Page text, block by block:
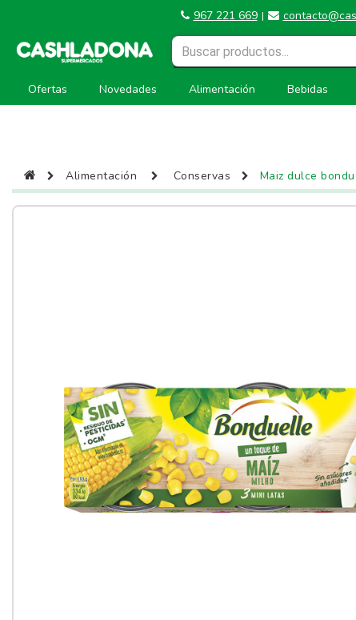
967 221 669 |
Ofertas Novedades Alimentación Bebidas
Alimentación Conservas Maiz dulce